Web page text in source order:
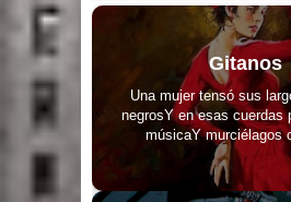
Gitanos
Una mujer tensó sus
negrosY en esas cuerdas
músicaY murciélagos